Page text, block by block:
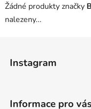
Žádné produkty značky
nalezeny...
Instagram
Informace pro vás